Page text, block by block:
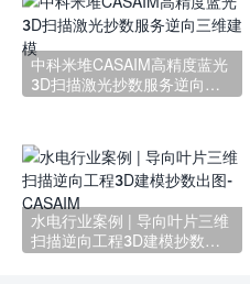
中科米堆CASAIM高精度蓝光
3D扫描激光抄数服务逆向三
水电行业案例 | 导向叶片三维
扫描逆向工程3D建模抄数出